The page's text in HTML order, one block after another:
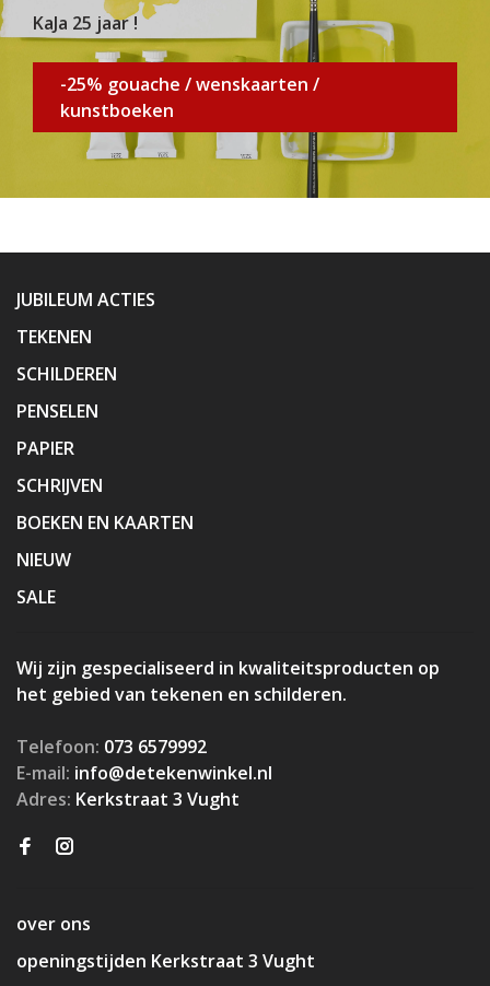
KaJa 25 jaar !
-25% gouache / wenskaarten /
kunstboeken
JUBILEUM ACTIES
TEKENEN
SCHILDEREN
PENSELEN
PAPIER
SCHRIJVEN
BOEKEN EN KAARTEN
NIEUW
SALE
Wij zijn gespecialiseerd in kwaliteitsproducten op
het gebied van tekenen en schilderen.
Telefoon: 073 6579992
E-mail: info@detekenwinkel.nl
Adres: Kerkstraat 3 Vught
over ons
openingstijden Kerkstraat 3 Vught